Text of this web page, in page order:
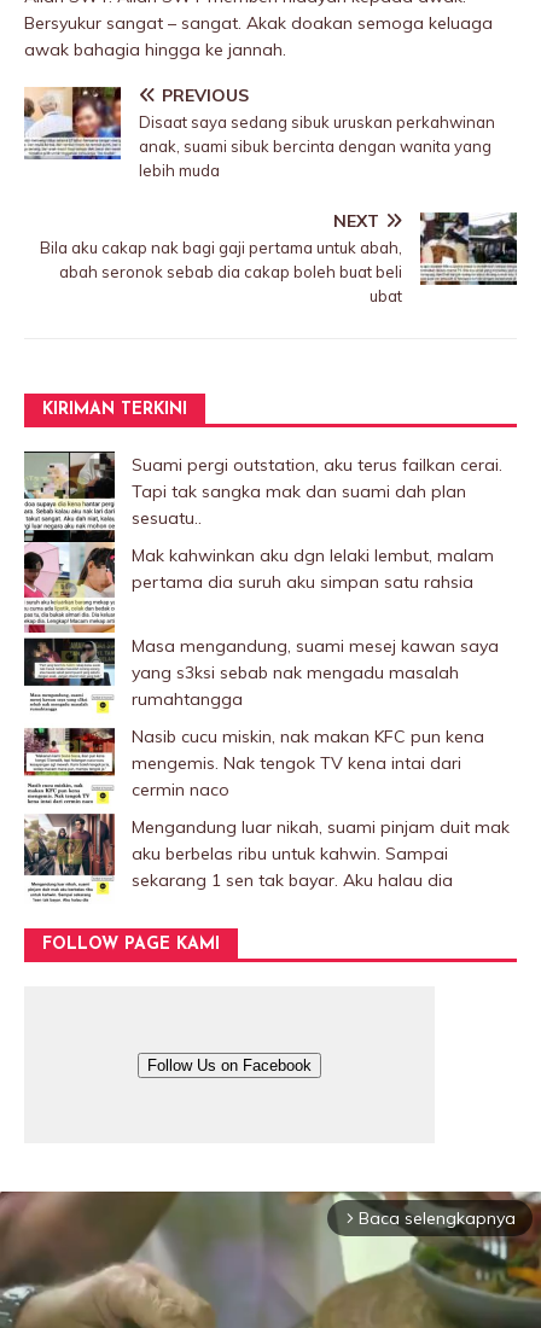
Bersyukur sangat – sangat. Akak doakan semoga keluaga
awak bahagia hingga ke jannah.
PREVIOUS
Disaat saya sedang sibuk uruskan perkahwinan
anak, suami sibuk bercinta dengan wanita yang
lebih muda
NEXT
Bila aku cakap nak bagi gaji pertama untuk abah,
abah seronok sebab dia cakap boleh buat beli
ubat
KIRIMAN TERKINI
Suami pergi outstation, aku terus failkan cerai.
Tapi tak sangka mak dan suami dah plan
sesuatu..
Mak kahwinkan aku dgn lelaki Iembut, malam
pertama dia suruh aku simpan satu rahsia
Masa mengandung, suami mesej kawan saya
yang s3ksi sebab nak mengadu masalah
rumahtangga
Nasib cucu miskin, nak makan KFC pun kena
mengemis. Nak tengok TV kena intai dari
cermin naco
Mengandung luar nikah, suami pinjam duit mak
aku berbelas ribu untuk kahwin. Sampai
sekarang 1 sen tak bayar. Aku halau dia
FOLLOW PAGE KAMI
Follow Us on Facebook
arrow_forward_ios Baca selengkapnya